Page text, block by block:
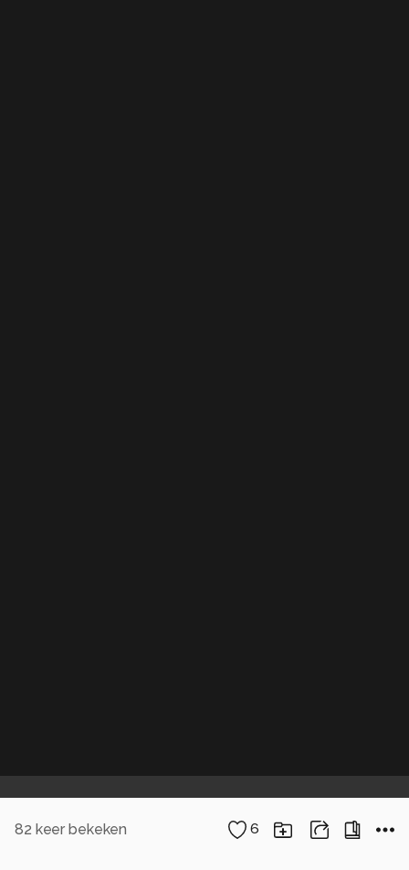
82 keer bekeken 6